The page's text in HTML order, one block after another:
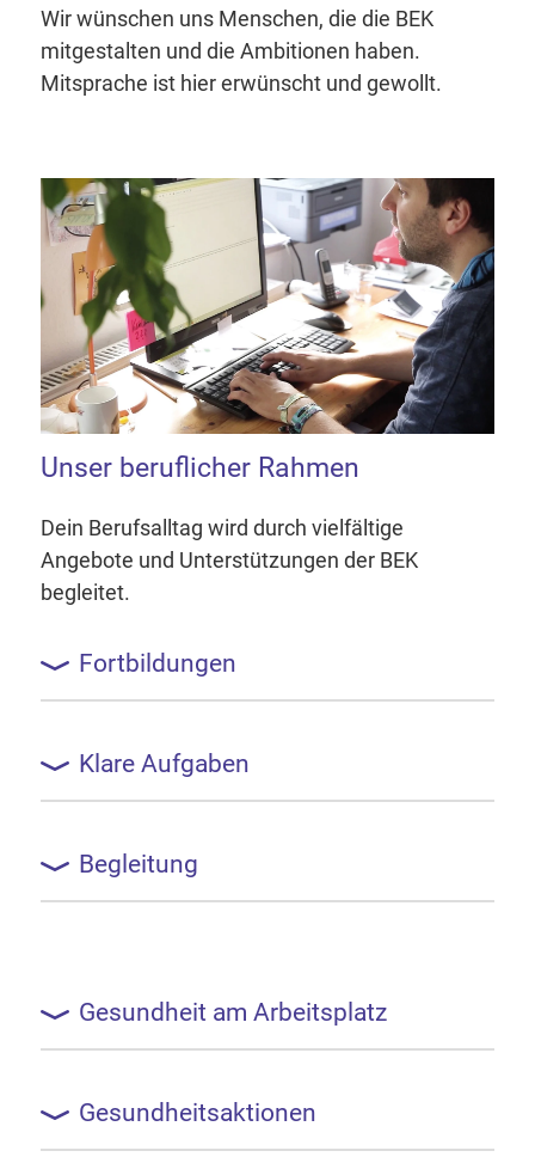
Wir wünschen uns Menschen, die die BEK
mitgestalten und die Ambitionen haben.
Mitsprache ist hier erwünscht und gewollt.
Unser beruflicher Rahmen
Dein Berufsalltag wird durch vielfältige
Angebote und Unterstützungen der BEK
begleitet.
Fortbildungen
Klare Aufgaben
Begleitung
Gesundheit am Arbeitsplatz
Gesundheitsaktionen